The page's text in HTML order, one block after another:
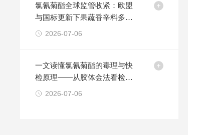
氯氰菊酯全球监管收紧：欧盟
与国标更新下果蔬香辛料多品
类快检方案的策略
2026-07-06
一文读懂氯氰菊酯的毒理与快
检原理——从胶体金法看检测
卡的适用边界
2026-07-06